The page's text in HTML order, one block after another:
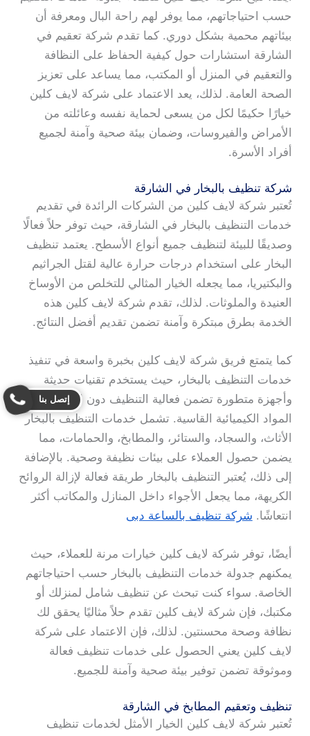
حسب احتياجاتهم، مما يوفر لهم راحة البال ومعرفة أن
بيئاتهم محمية بشكل دوري. كما تقدم شركة تعقيم في
الشارقة استشارات حول كيفية الحفاظ على النظافة
والتعقيم في المنزل أو المكتب، مما يساعد على تعزيز
الصحة العامة. لذلك، يعد الاعتماد على شركة لايف كلين
خيارًا حكيمًا لكل من يسعى لحماية نفسه وعائلته من
الأمراض والفيروسات، وضمان بيئة صحية وآمنة لجميع
أفراد الأسرة.
شركة تنظيف بالبخار في الشارقة
تُعتبر شركة لايف كلين من الشركات الرائدة في تقديم
خدمات التنظيف بالبخار في الشارقة، حيث توفر حلاً فعالًا
وصديقًا للبيئة لتنظيف جميع أنواع الأسطح. يعتمد تنظيف
البخار على استخدام درجات حرارة عالية لقتل الجراثيم
والبكتيريا، مما يجعله الخيار المثالي للتخلص من الأوساخ
العنيدة والملوثات. لذلك، تقدم شركة لايف كلين هذه
الخدمة بطرق مبتكرة وآمنة تضمن تقديم أفضل النتائج.
كما يتمتع فريق شركة لايف كلين بخبرة واسعة في تنفيذ
خدمات التنظيف بالبخار، حيث يستخدم تقنيات حديثة
وأجهزة متطورة تضمن فعالية التنظيف دون الحاجة إلى
المواد الكيميائية القاسية. تشمل خدمات التنظيف بالبخار
الأثاث، والسجاد، والستائر، والمطابخ، والحمامات، مما
يضمن حصول العملاء على بيئات نظيفة وصحية. بالإضافة
إلى ذلك، يُعتبر التنظيف بالبخار طريقة فعالة لإزالة الروائح
الكريهة، مما يجعل الأجواء داخل المنازل والمكاتب أكثر
انتعاشًا. شركة تنظيف بالساعة دبى
أيضًا، توفر شركة لايف كلين خيارات مرنة للعملاء، حيث
يمكنهم جدولة خدمات التنظيف بالبخار حسب احتياجاتهم
الخاصة. سواء كنت تبحث عن تنظيف شامل لمنزلك أو
مكتبك، فإن شركة لايف كلين تقدم حلاً مثاليًا يحقق لك
نظافة وصحة محسنتين. لذلك، فإن الاعتماد على شركة
لايف كلين يعني الحصول على خدمات تنظيف فعالة
وموثوقة تضمن توفير بيئة صحية وآمنة للجميع.
تنظيف وتعقيم المطابخ في الشارقة
تُعتبر شركة لايف كلين الخيار الأمثل لخدمات تنظيف
إتصل بنا